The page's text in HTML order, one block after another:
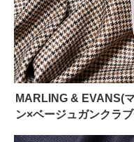
MARLING & EVANS(
ン×ベージュガンクラ